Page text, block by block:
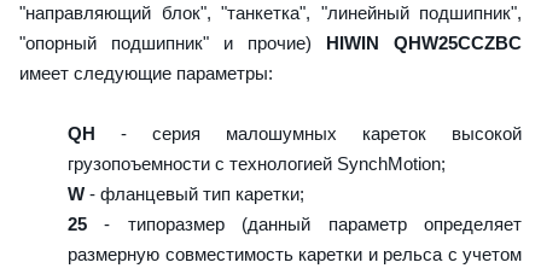
"направляющий блок", "танкетка", "линейный подшипник",
"опорный подшипник" и прочие) HIWIN QHW25CCZBC
имеет следующие параметры:
QH - серия малошумных кареток высокой
грузопоъемности с технологией SynchMotion;
W - фланцевый тип каретки;
25 - типоразмер (данный параметр определяет
размерную совместимость каретки и рельса с учетом